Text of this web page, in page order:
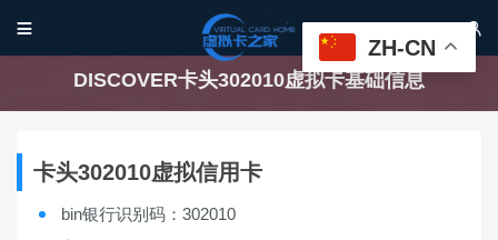
 
DISCOVER卡头302010虚拟卡基础信息
卡头302010虚拟信用卡
bin银行识别码：302010
ZH-CN